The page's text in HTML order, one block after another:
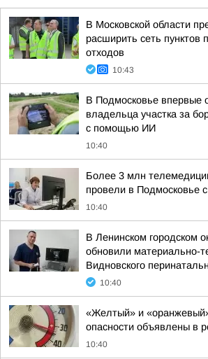
В Московской области
расширить сеть пунктов
отходов
10:43
В Подмосковье впервые
владельца участка за
с помощью ИИ
10:40
Более 3 млн
провели в Подмосковье
10:40
В Ленинском городском
обновили материально-
Видновского
10:40
«Желтый» и
опасности объявлены в
10:40